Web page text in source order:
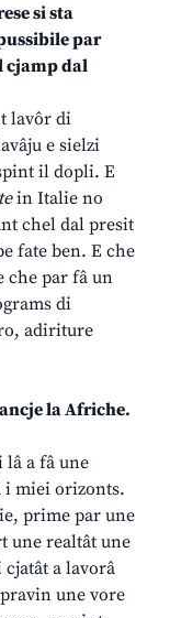
si sta
par
cjamp dal
lavôr di
e sielzi
il dopli. E
in Italie no
chel dal presit
fate ben. E che
che par fâ un
di
adiriture
la Afriche.
lâ a fâ une
i miei orizonts.
prime par une
une realtât une
a lavorâ
une vore